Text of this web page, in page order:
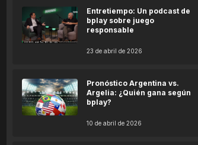
Entretiempo: Un podcast de
bplay sobre juego
responsable
23 de abril de 2026
Pronóstico Argentina vs.
Argelia: ¿Quién gana según
bplay?
10 de abril de 2026